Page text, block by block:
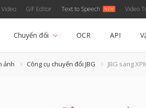
Video GIF Editor Text to Speech Video
Chuyển đổi OCR API
ảnh Công cụ chuyển đổi JBG JBG sang